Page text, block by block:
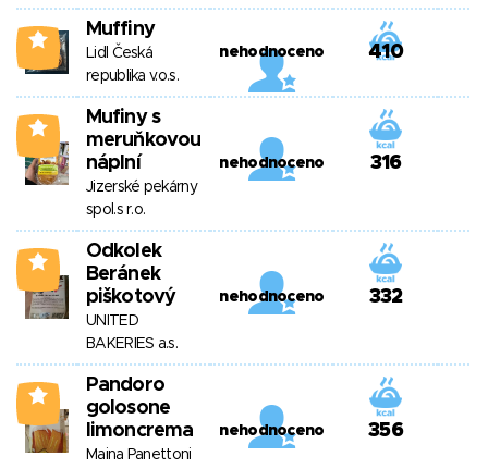
2 Muffiny
Lidl Česká
republika v.o.s.
nehodnoceno 410
2
Mufiny s
meruňkovou
náplní
Jizerské pekárny
spol.s r.o.
nehodnoceno 316
2
Odkolek
Beránek
piškotový
UNITED
BAKERIES a.s.
nehodnoceno 332
2
Pandoro
golosone
limoncrema
Maina Panettoni
nehodnoceno 356